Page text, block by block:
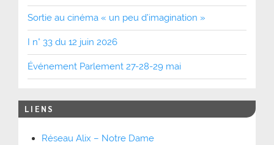
Sortie au cinéma « un peu d’imagination »
I n° 33 du 12 juin 2026
Événement Parlement 27-28-29 mai
LIENS
Réseau Alix – Notre Dame